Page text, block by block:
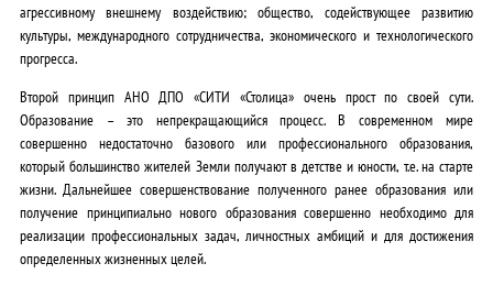
агрессивному внешнему воздействию; общество, содействующее развитию
культуры, международного сотрудничества, экономического и технологического
прогресса.
Второй принцип АНО ДПО «СИТИ «Столица» очень прост по своей сути.
Образование – это непрекращающийся процесс. В современном мире
совершенно недостаточно базового или профессионального образования,
который большинство жителей Земли получают в детстве и юности, т.е. на старте
жизни. Дальнейшее совершенствование полученного ранее образования или
получение принципиально нового образования совершенно необходимо для
реализации профессиональных задач, личностных амбиций и для достижения
определенных жизненных целей.